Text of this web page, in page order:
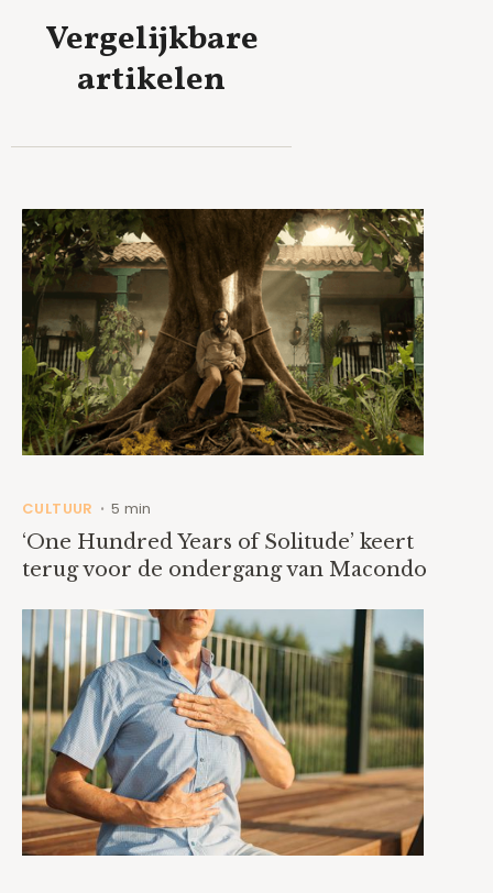
Vergelijkbare
artikelen
CULTUUR • 5 min
‘One Hundred Years of Solitude’ keert
terug voor de ondergang van Macondo